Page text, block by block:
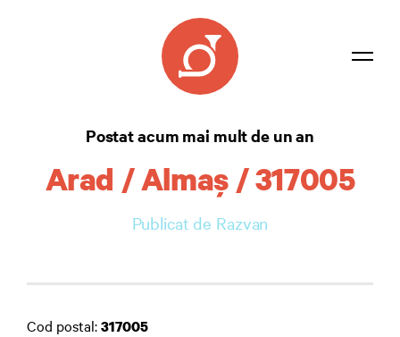
Contact
Autentificare
Postat acum mai mult de un an
Arad / Almaş / 317005
Publicat de Razvan
Cod postal:317005